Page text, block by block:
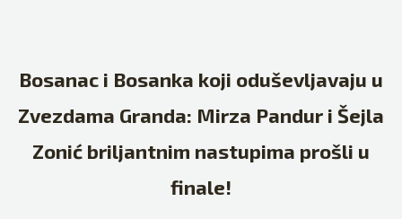
Bosanac i Bosanka koji oduševljavaju u
Zvezdama Granda: Mirza Pandur i Šejla
Zonić briljantnim nastupima prošli u
finale!